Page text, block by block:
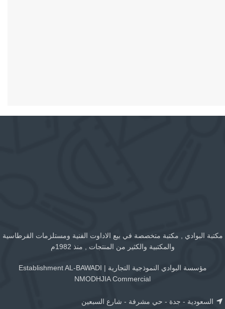
مكتبة البوادي , مكتبة متخصصة في بيع الاداوت الفنية ومستلزمات القرطاسية
والمكتبية والكثير من المنتجات , منذ 1982م
مؤسسة البوادي النموذجية التجارية | Establishment AL-BAWADI
NMODHJIA Commercial
السعودية - جدة - حي مشرفة - شارع السبعين